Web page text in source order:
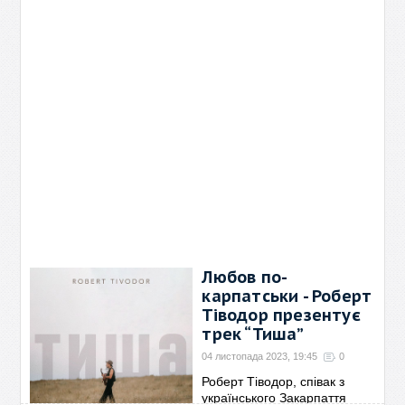
Любов по-
карпатськи - Роберт
Тіводор презентує
трек “Тиша”
04 листопада 2023, 19:45 0
Роберт Тіводор, співак з
українського Закарпаття